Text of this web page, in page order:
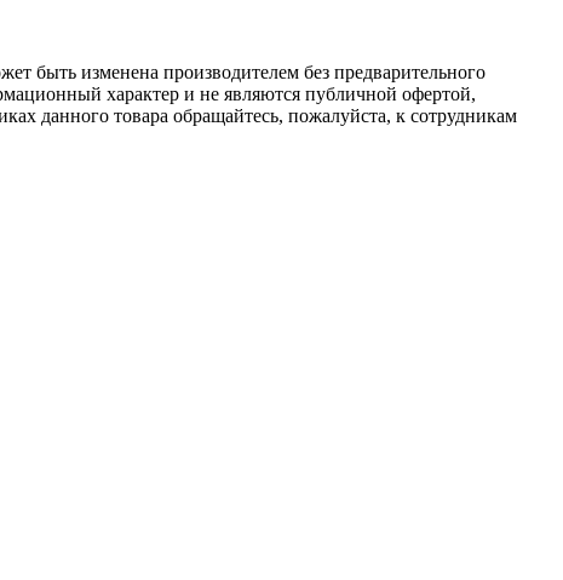
быть изменена производителем без предварительного
характер и не являются публичной офертой,
данного товара обращайтесь, пожалуйста, к сотрудникам